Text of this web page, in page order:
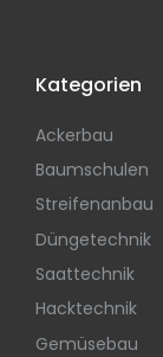
Kategorien
Ackerbau
Baumschulen
Streifenanbau
Düngetechnik
Saattechnik
Hacktechnik
Gemüsebau